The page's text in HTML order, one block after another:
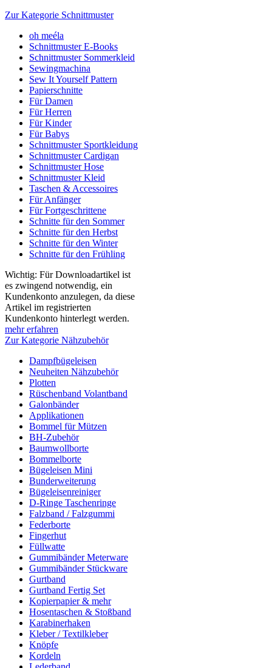
Zur Kategorie Schnittmuster
oh meéla
Schnittmuster E-Books
Schnittmuster Sommerkleid
Sewingmachina
Sew It Yourself Pattern
Papierschnitte
Für Damen
Für Herren
Für Kinder
Für Babys
Schnittmuster Sportkleidung
Schnittmuster Cardigan
Schnittmuster Hose
Schnittmuster Kleid
Taschen & Accessoires
Für Anfänger
Für Fortgeschrittene
Schnitte für den Sommer
Schnitte für den Herbst
Schnitte für den Winter
Schnitte für den Frühling
Wichtig: Für Downloadartikel ist
es zwingend notwendig, ein
Kundenkonto anzulegen, da diese
Artikel im registrierten
Kundenkonto hinterlegt werden.
mehr erfahren
Zur Kategorie Nähzubehör
Dampfbügeleisen
Neuheiten Nähzubehör
Plotten
Rüschenband Volantband
Galonbänder
Applikationen
Bommel für Mützen
BH-Zubehör
Baumwollborte
Bommelborte
Bügeleisen Mini
Bunderweiterung
Bügeleisenreiniger
D-Ringe Taschenringe
Falzband / Falzgummi
Federborte
Fingerhut
Füllwatte
Gummibänder Meterware
Gummibänder Stückware
Gurtband
Gurtband Fertig Set
Kopierpapier & mehr
Hosentaschen & Stoßband
Karabinerhaken
Kleber / Textilkleber
Knöpfe
Kordeln